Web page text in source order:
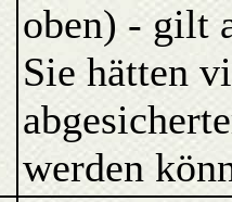
oben) - gilt
Sie hätten
werden